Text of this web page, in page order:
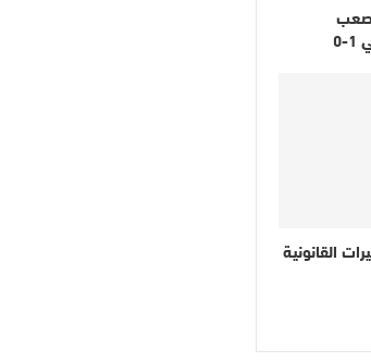
فوز صعب
التغييرات القانونية